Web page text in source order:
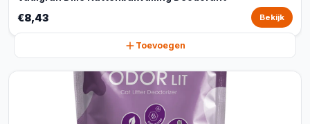
€8,43 Bekijk
Toevoegen